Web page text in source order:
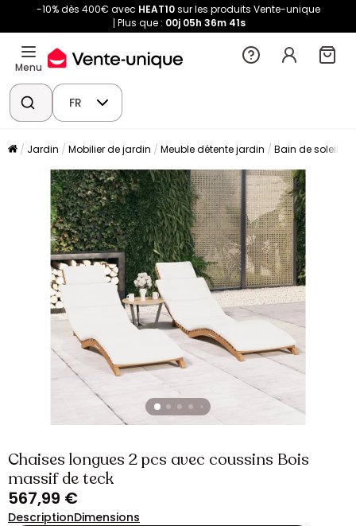
-10% dès 400€ avec HEAT10sur les produits Vente-unique
Plus que : 00j 05h 36m 40s
Menu
FR
Jardin Mobilier de jardin Meuble détente jardin Bain de soleil
Chaises longues 2 pcs avec coussins Bois
massif de teck
567,99 €
DescriptionDimensions